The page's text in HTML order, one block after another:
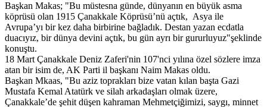
Başkan Makas; "Bu müstesna günde, dünyanın en büyük asma
köprüsü olan 1915 Çanakkale Köprüsü’nü açtık, Asya ile
Avrupa’yı bir kez daha birbirine bağladık. Destan yazan ecdatla
duacıyız, bir dünya devini açtık, bu gün ayrı bir gururluyuz"şeklinde
konuştu.
18 Mart Çanakkale Deniz Zaferi'nin 107'nci yılına özel sözlere imza
atan bir isim de, AK Parti il başkanı Naim Makas oldu.
Başkan Mkaas, "Bu aziz toprakları bize vatan kılan başta Gazi
Mustafa Kemal Atatürk ve silah arkadaşları olmak üzere,
Çanakkale’de şehit düşen kahraman Mehmetçiğimizi, saygı, minnet